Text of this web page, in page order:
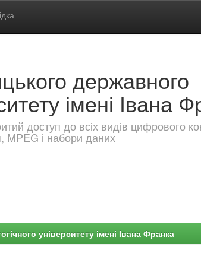
державного
імені Івана
доступ до всіх видів цифрового
MPEG і набори даних
університету імені Івана Франка